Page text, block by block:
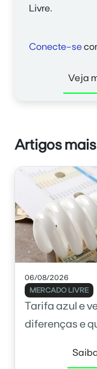
Livre.
Conecte-se
Veja
Artigos
06/08/2026
MERCADO LIVRE
Tarifa azul e
diferenças e